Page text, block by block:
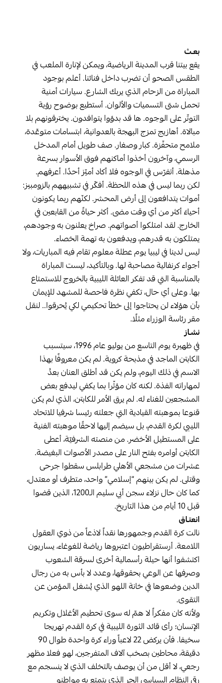
بعـث
يقع بيتنا قرب المدينة الرياضية، ويمكن لإنارة الملعب في
الطقس الصحو أن تضرب داخل فنائنا. أعلم بوجود
المباراة من الزحام الذي يربك الشارع. سيارات أمنية
تحمل شتى التسميات والألوان. أستطيع بوضوح رؤية
التوتّر على الوجوه. ها قد بدؤوا يتوافدون. يخترقونهم بلا
مبالاة. أهازيج تمزج البهجة بالعدوانية، ابتسامات متوعّدة،
ملامح متحفّزة. كبار وصغار. صف طويل أمام المدخل
الرسمي، وآخرون أخذوا أماكنهم فوق الأسوار بسرعة
مذهلة. أتفرّس في الوجوه فلا أكاد أميّز أحدًا. أعرفهم.
لكن ربما ليس في هذه اللحظة. أفكّر في تشبيههم بالزومبيز:
أموات يتدافعون إلى أرض المحشر. لكنّهم ربما يكونون
أحياءَ أكثر من أي وقت مضى. أكثر حياةً من القابعين في
الخارج. لقد امتلكوا أصواتهم. صراخ يعلنون به وجودهم،
يمتلكون به قدرهم، ويدفعون به تهمة الخصاء.
ليس لدينا في ليبيا يوم عطلة معلوم تقام فيه المباريات، ولا
أجواء كرنفالية مصاحبة لها. وبالتأكيد، ليست المباراة
بالمناسبة التي قد تفكر العائلة الليبية بالخروج للاستمتاع
بها. وعلى أي حال، تكفي نظرة فاحصة للمشهد للإيمان
بأن هؤلاء لن يحتاجوا إلى خطأ تحكيمي لكي يُحرقوا.. لنقل
مقر رئاسة الوزراء مثلًا.
نشـاز
في ظهيرة يوم التاسع من يوليو عام 1996، سيتسبب
الكابتن الماجد في مذبحة كروية. لم يكن معروفًا بهذا
الاسم في ذلك اليوم، ولم يكن قد أطلق العنان بعدُ
لمهاراته الفذة. لكنه كان مؤثّرا بما يكفي ليدفع بعض
المشجعين للغناء له. لم يرق الأمر للكابتن، الذي لم يكن
قنوعا بموهبته القيادية التي جعلته رئيسا شرفيا للاتحاد
الليبي لكرة القدم، بل سيضم إليها لاحقًا موهبته الفنية
على المستطيل الأخضر. من منصته الشرفيّة، أعطى
الكابتن أوامره بفتح النار على مصدر الأصوات البغيضة.
عشرات من مشجعي الأهلي طرابلس سقطوا جرحى
وقتلى. لم يكن بينهم “إسلامي” واحد، متطرف أو معتدل،
كما كان حال نزلاء سجن أبي سليم الـ1200، الذين قضوا
قبل 10 أيام من هذا التاريخ.
انعتـاق
نالت كرة القدم وجمهورها نقداً لاذعاً من ذوي العقول
اللامعة. أرستقراطيون اعتبروها رياضة للغوغاء، يساريون
اكتشفوا أنها حيلة رأسمالية أخرى لسرقة الشعوب
وصرفها عن الوعي بحقوقها، وعدد لا بأس به من رجال
الدين وضعوها في خانة اللهو الذي يُشغل المؤمن عن
التقوى.
ولأنه كان مفكراً لا همّ له سوى تحطيم الأغلال وتكريم
الإنسان؛ رأى قائد الثورة الليبية في كرة القدم تهريجا
سخيفا. فأن يركض 22 لاعباً وراء كرة واحدة طوال 90
دقيقة، محاطين بصخب آلاف المتفرجين، لهو فعلا مظهر
رجعي، لا أقل من أن يوصف بالتخلف الذي لا ينسجم مع